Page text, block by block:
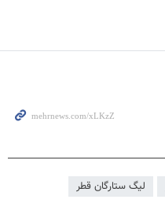
لیگ ستارگان قطر